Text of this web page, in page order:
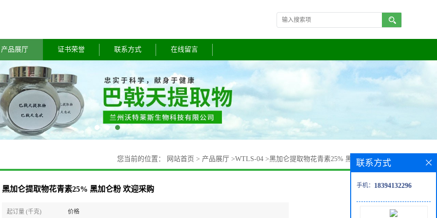
产品展厅 证书荣誉 联系方式 在线留言
您当前的位置： 网站首页 > 产品展厅 >WTLS-04 >黑加仑提取物花青素25% 黑加仑粉 欢迎采购
黑加仑提取物花青素25% 黑加仑粉 欢迎采购
起订量 (千克) 价格
联系方式
手机： 18394132296